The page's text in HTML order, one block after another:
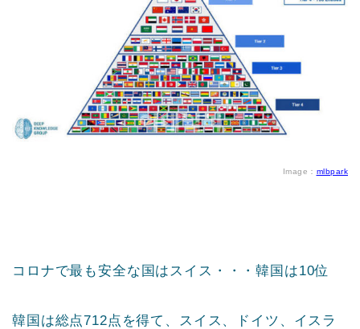
Image： mlbpark
コロナで最も安全な国はスイス・・・韓国は10位
韓国は総点712点を得て、スイス、ドイツ、イスラ